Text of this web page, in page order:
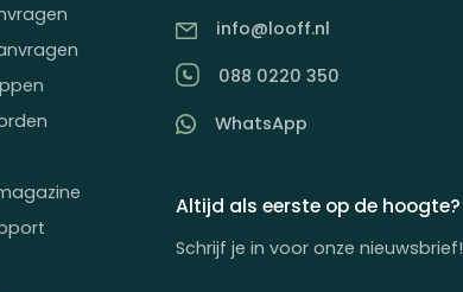
info@looff.nl
088 0220 350
WhatsApp
Altijd als eerste op de hoogte?
Schrijf je in voor onze nieuwsbrief!